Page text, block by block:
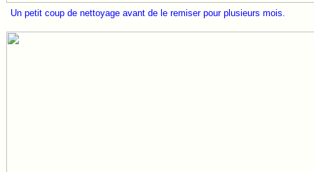
Un petit coup de nettoyage avant de le remiser pour plusieurs mois.